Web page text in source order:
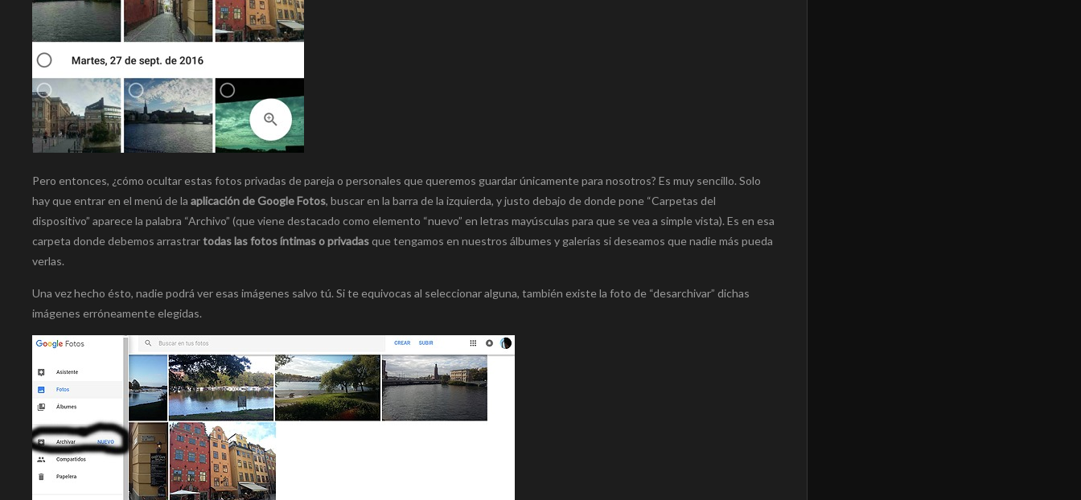
Pero entonces, ¿cómo ocultar estas fotos privadas de pareja o personales que queremos guardar únicamente para nosotros? Es muy sencillo. Solo
hay que entrar en el menú de la aplicación de Google Fotos, buscar en la barra de la izquierda, y justo debajo de donde pone “Carpetas del
dispositivo” aparece la palabra “Archivo” (que viene destacado como elemento “nuevo” en letras mayúsculas para que se vea a simple vista). Es en esa
carpeta donde debemos arrastrartodas las fotos íntimas o privadasque tengamos en nuestros álbumes y galerías si deseamos que nadie más pueda
verlas.
Una vez hecho ésto, nadie podrá ver esas imágenes salvo tú. Si te equivocas al seleccionar alguna, también existe la foto de “desarchivar” dichas
imágenes erróneamente elegidas.